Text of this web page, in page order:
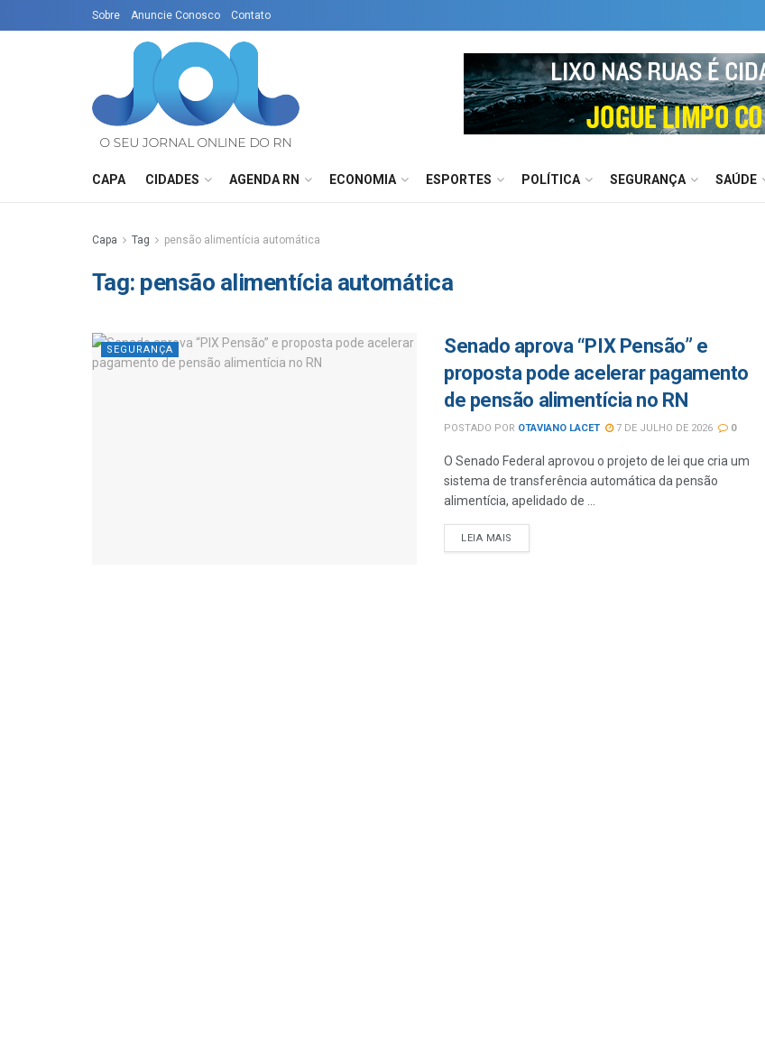
Sobre Anuncie Conosco Contato
CAPA CIDADES AGENDA RN ECONOMIA ESPORTES POLÍTICA SEGURANÇA SAÚDE
Capa Tag pensão alimentícia automática
Tag: pensão alimentícia automática
SEGURANÇA
Senado aprova “PIX Pensão” e
proposta pode acelerar pagamento
de pensão alimentícia no RN
POSTADO POR OTAVIANO LACET 7 DE JULHO DE 2026 0
O Senado Federal aprovou o projeto de lei que cria um
sistema de transferência automática da pensão
alimentícia, apelidado de ...
LEIA MAIS